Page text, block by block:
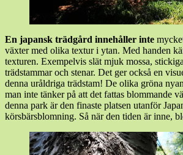
En japansk trädgård innehåller inte
växter med olika textur i ytan. Med handen
texturen. Exempelvis slät mjuk mossa,
trädstammar och stenar. Det ger också en
denna uråldriga trädstam! De olika gröna
man inte tänker på att det fattas blommande
denna park är den finaste platsen utanför
körsbärsblomning. Så när den tiden är inne,